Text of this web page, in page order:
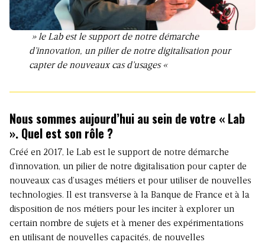
» le Lab est le support de notre démarche
d’innovation, un pilier de notre digitalisation pour
capter de nouveaux cas d’usages «
Nous sommes aujourd’hui au sein de votre « Lab
». Quel est son rôle ?
Créé en 2017, le Lab est le support de notre démarche
d’innovation, un pilier de notre digitalisation pour capter de
nouveaux cas d’usages métiers et pour utiliser de nouvelles
technologies. Il est transverse à la Banque de France et à la
disposition de nos métiers pour les inciter à explorer un
certain nombre de sujets et à mener des expérimentations
en utilisant de nouvelles capacités, de nouvelles